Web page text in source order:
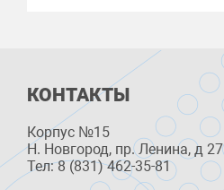
КОНТАКТЫ
Корпус №15
Н. Новгород, пр. Ленина, д 27
Тел: 8 (831) 462-35-81